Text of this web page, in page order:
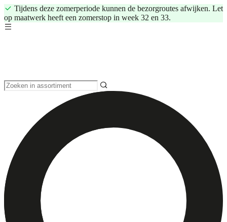
Tijdens deze zomerperiode kunnen de bezorgroutes afwijken. Let
op maatwerk heeft een zomerstop in week 32 en 33.